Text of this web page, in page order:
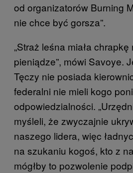
od organizatorów Burning
nie chce być gorsza”.
„Straż leśna miała
pieniądze”, mówi Savoye.
Tęczy nie posiada
federalni nie mieli kogo
odpowiedzialności.
myśleli, że zwyczajnie
naszego lidera, więc
na szukaniu kogoś, kto z
mógłby to pozwolenie